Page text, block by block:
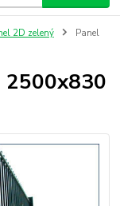
2D zelený
Panel
2500x830